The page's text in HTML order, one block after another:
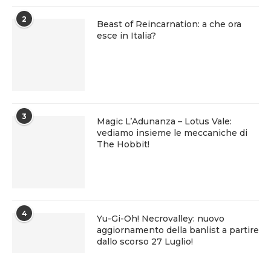
2
Beast of Reincarnation: a che ora
esce in Italia?
3
Magic L’Adunanza – Lotus Vale:
vediamo insieme le meccaniche di
The Hobbit!
4
Yu-Gi-Oh! Necrovalley: nuovo
aggiornamento della banlist a partire
dallo scorso 27 Luglio!